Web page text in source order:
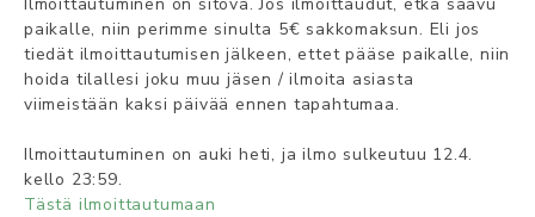
paikalle, niin perimme sinulta 5€ sakkomaksun. Eli jos
tiedät ilmoittautumisen jälkeen, ettet pääse paikalle, niin
hoida tilallesi joku muu jäsen / ilmoita asiasta
viimeistään kaksi päivää ennen tapahtumaa.
Ilmoittautuminen on auki heti, ja ilmo sulkeutuu 12.4.
kello 23:59.
Tästä ilmoittautumaan